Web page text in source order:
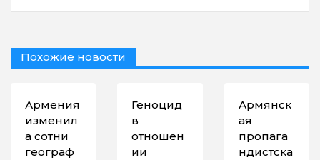
Похожие новости
Армения
изменил
а сотни
географ
Геноцид
в
отношен
ии
Армянск
ая
пропага
ндистска